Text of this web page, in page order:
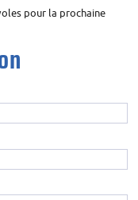
pour la prochaine